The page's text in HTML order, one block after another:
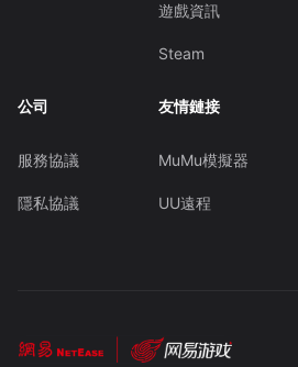
遊戲資訊
Steam
公司
服務協議
隱私協議
友情鏈接
MuMu模擬器
UU遠程